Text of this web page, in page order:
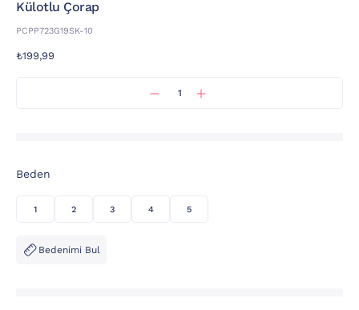
Külotlu Çorap
PCPP723G19SK-10
₺199,99
Beden
1 2 3 4 5
Bedenimi Bul